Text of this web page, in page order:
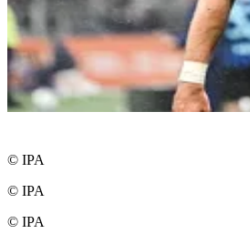
© IPA
© IPA
© IPA